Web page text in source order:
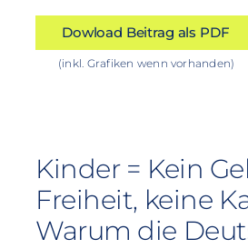
Dowload Beitrag als PDF
(inkl. Grafiken wenn vorhanden)
Kinder = Kein
Freiheit, keine
Warum die